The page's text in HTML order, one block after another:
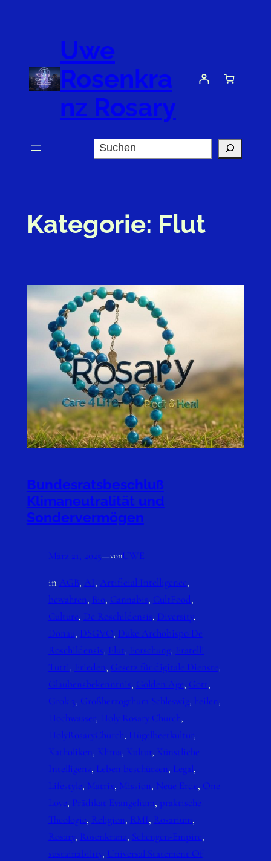
Uwe
Rosenkra
nz Rosary
Suchen
Kategorie: Flut
Bundesratsbeschluß
Klimaneutralität und
Sondervermögen
März 21, 2025—vonUWE
in AGB, AI, Artificial Intelligence
bewahren, Bio, Cannabis, CultFood
Culture, De Roschildensis, Diversity
Donau, DSGVO, Duke Archobispo De
Roschildensis, Flut, Forschung, Fratelli
Tutti, Frieden, Gesetz für digitale Dienste
Glaubensbekenntnis, Golden Age, Gott
Grok 3, Großherzogthum Schleswig, heilen
Hochwasser, Holy Rosary Church
HolyRosaryChurch, Hügelbeetkultur
Katholiken, Klima, Kultur, Künstliche
Intelligenz, Leben beschützen, Legal
Lifestyle, Matrix, Mission, Neue Erde, One
Love, Prädikat Evangelium, praktische
Theologie, Religion, RMI, Rosarium
Rosary, Rosenkranz, Schengen-Empire
sustainability, Universal Statement Of